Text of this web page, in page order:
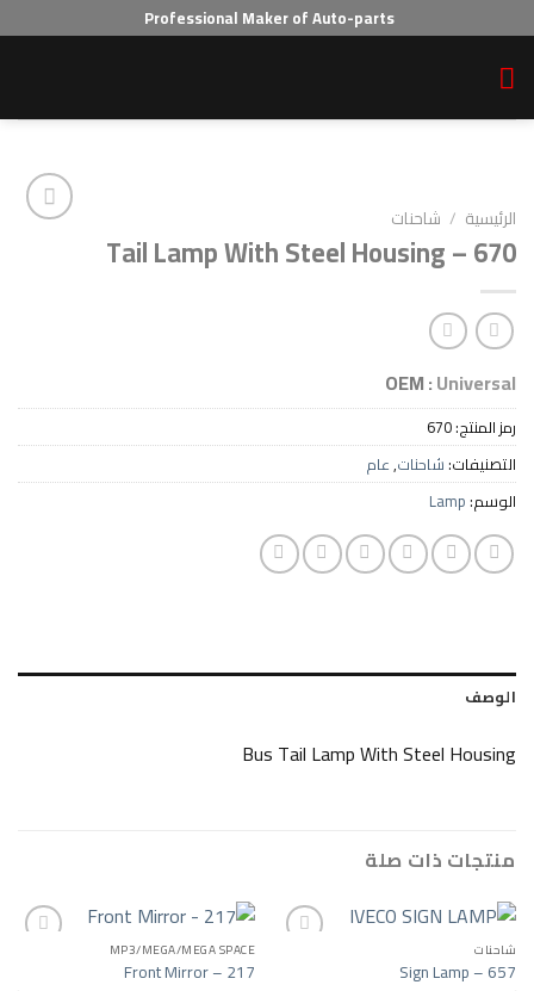
Professional Maker of Auto-parts
Add to wishlist
شاحنات
Tail Lamp With Steel
OEM :
,عام
Bus Tail Lamp With
صلة
Sign
MP3/MEGA/MEGA SPACE
Front Mirror – 217